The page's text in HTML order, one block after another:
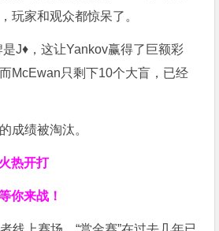
玩家和观众都惊呆了。
J♦，这让Yankov赢得了巨额彩
McEwan只剩下10个大盲，已经
成绩被淘汰。
热开打
你来战！